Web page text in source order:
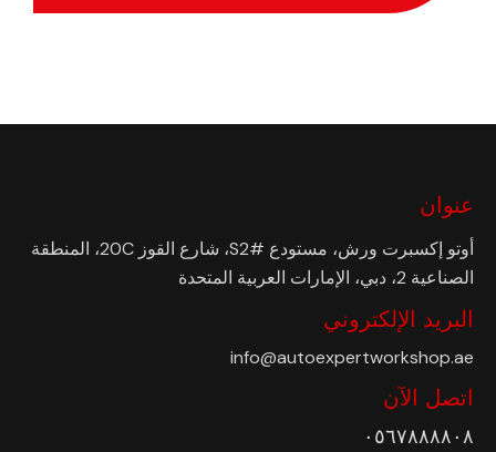
عنوان
أوتو إكسبرت ورش، مستودع #S2، شارع القوز 20C، المنطقة
الصناعية 2، دبي، الإمارات العربية المتحدة
البريد الإلكتروني
info@autoexpertworkshop.ae
اتصل الآن
٠٥٦٧٨٨٨٨٠٨